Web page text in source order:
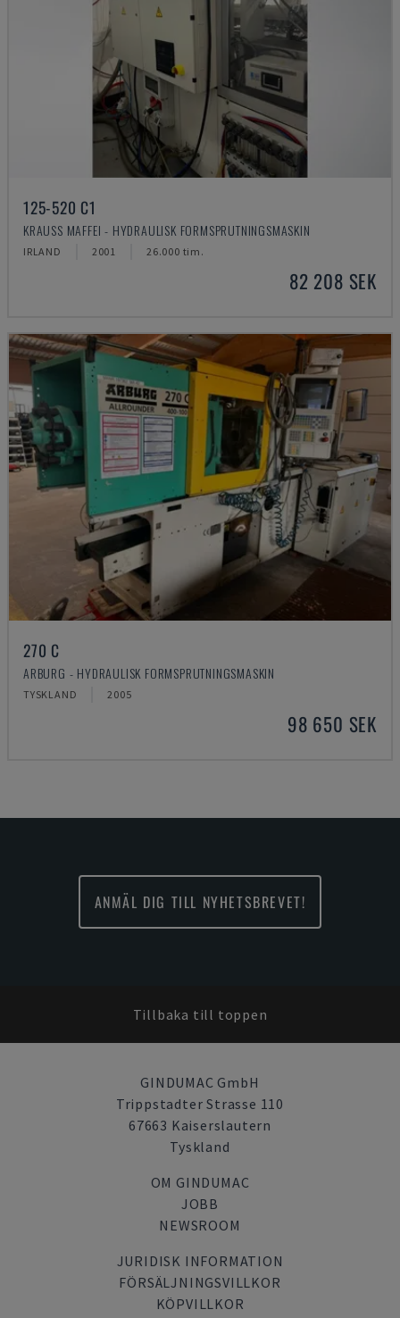
125-520 C1
KRAUSS MAFFEI - HYDRAULISK FORMSPRUTNINGSMASKIN
IRLAND 2001 26.000 tim.
82 208 SEK
270 C
ARBURG - HYDRAULISK FORMSPRUTNINGSMASKIN
TYSKLAND 2005
98 650 SEK
ANMÄL DIG TILL NYHETSBREVET!
Tillbaka till toppen
GINDUMAC GmbH
Trippstadter Strasse 110
67663 Kaiserslautern
Tyskland
OM GINDUMAC
JOBB
NEWSROOM
JURIDISK INFORMATION
FÖRSÄLJNINGSVILLKOR
KÖPVILLKOR